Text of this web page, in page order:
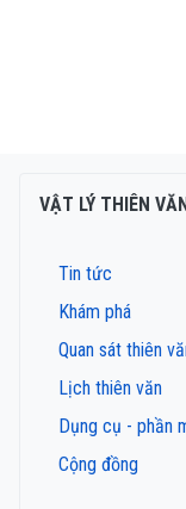
VẬT LÝ THIÊN VĂN
Tin tức
Khám phá
Quan sát thiên
Lịch thiên văn
Dụng cụ - phần
Cộng đồng